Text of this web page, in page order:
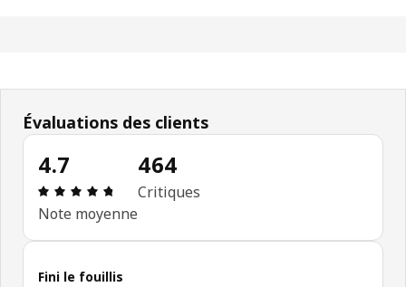
Évaluations des clients
4.7
Avis: 4.7 sur 5 étoiles. Nombre total d'avis: 464
Note moyenne
464
Critiques
Fini le fouillis